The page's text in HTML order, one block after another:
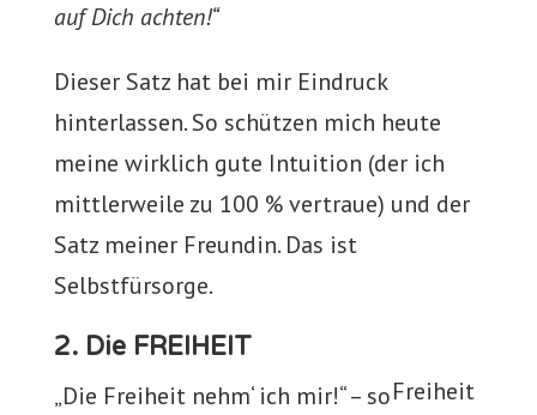
auf Dich achten!“
Dieser Satz hat bei mir Eindruck
hinterlassen. So schützen mich heute
meine wirklich gute Intuition (der ich
mittlerweile zu 100 % vertraue) und der
Satz meiner Freundin. Das ist
Selbstfürsorge.
Freiheit
2. Die FREIHEIT
„Die Freiheit nehm‘ ich mir!“ – so